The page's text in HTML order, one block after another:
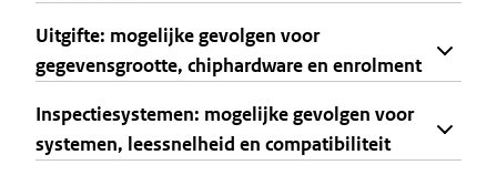
Uitgifte: mogelijke gevolgen voor
gegevensgrootte, chiphardware en enrolment
Inspectiesystemen: mogelijke gevolgen voor
systemen, leessnelheid en compatibiliteit